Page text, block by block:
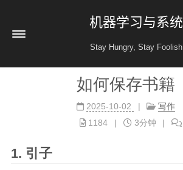
机器学习与系统
Stay Hungry, Stay Foolish
收藏
如何保存书籍
2025-10-02
写作
1184
3分钟
引子